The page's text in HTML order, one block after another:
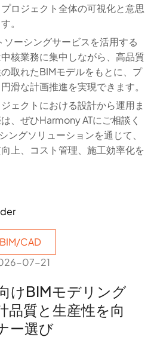
ロジェクト全体の可視化と意思
。
ーシングサービスを活用する
核業務に集中しながら、高品質
取れたBIMモデルをもとに、プ
滑な計画推進を実現できます。
ェクトにおける設計から運用ま
、ぜひHarmony ATにご相談く
ングソリューションを通じて、
上、コスト管理、施工効率化を
BIM/CAD
07-21
けBIMモデリング
品質と生産性を向
ー選び